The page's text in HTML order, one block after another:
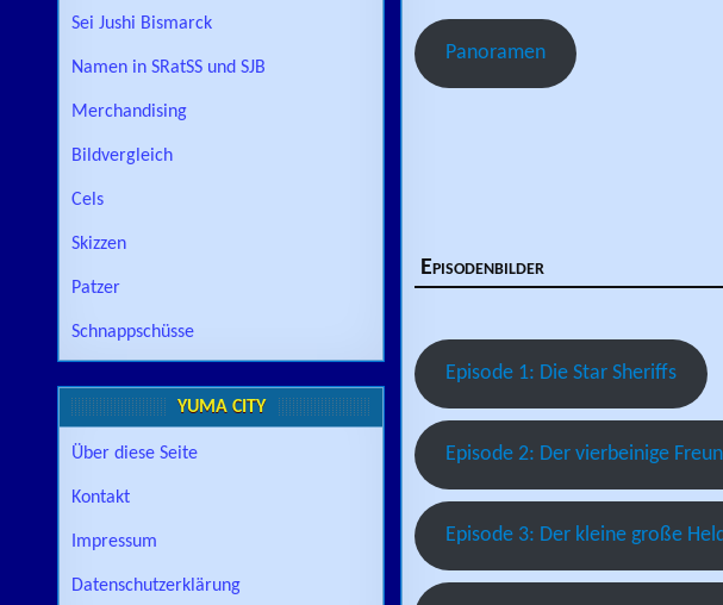
Panoramen
Episodenbilder
Episode 1: Die Star Sheriffs
Episode 2: Der vierbeinige
Episode 3: Der kleine große
Sei Jushi Bismarck
Namen in SRatSS und SJB
Merchandising
Bildvergleich
Cels
Skizzen
Patzer
Schnappschüsse
YUMA CITY
Über diese Seite
Kontakt
Impressum
Datenschutzerklärung